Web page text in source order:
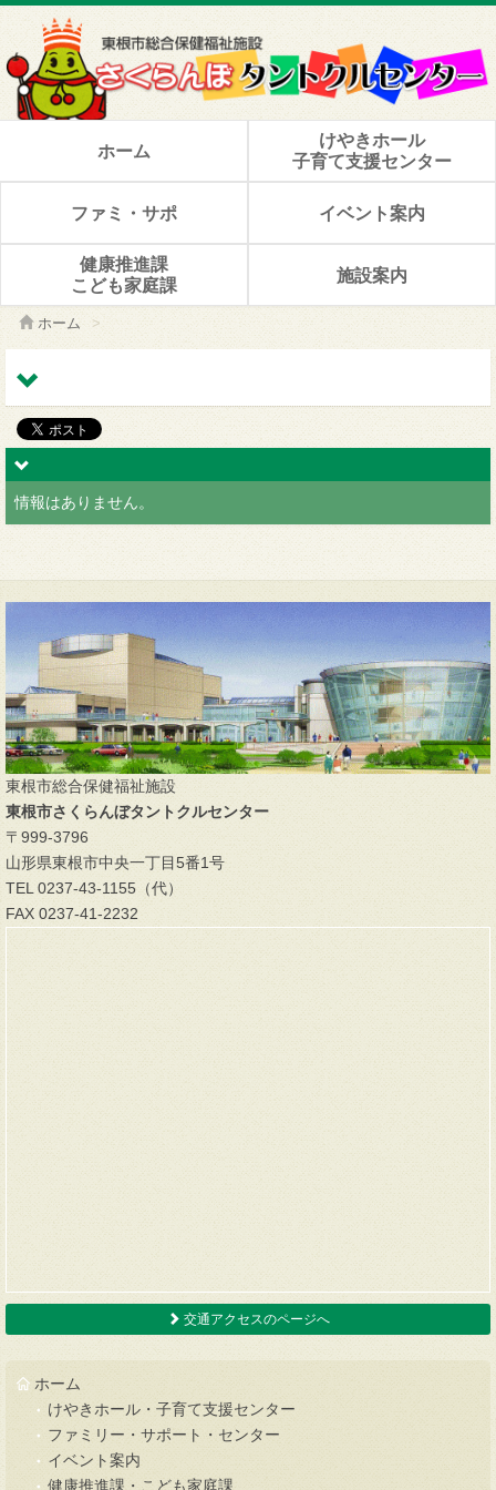
ホーム
けやきホール
子育て支援センター
ファミ・サポ イベント案内
健康推進課
こども家庭課
施設案内
ホーム >
情報はありません。
東根市総合保健福祉施設
東根市さくらんぼタントクルセンター
〒999-3796
山形県東根市中央一丁目5番1号
TEL 0237-43-1155（代）
FAX 0237-41-2232
交通アクセスのページへ
ホーム
けやきホール・子育て支援センター
ファミリー・サポート・センター
イベント案内
健康推進課・こども家庭課